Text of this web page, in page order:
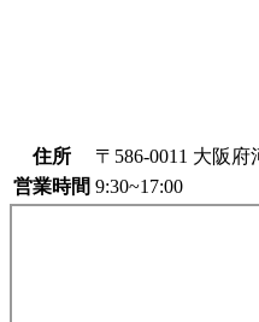
住所
〒586-0011 大阪
営業時間 9:30~17:00